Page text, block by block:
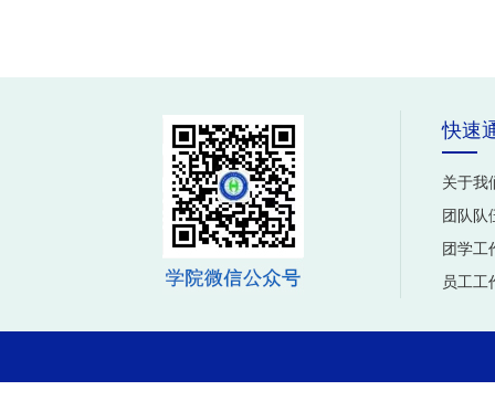
快速
关于我
团队队
团学工
员工工